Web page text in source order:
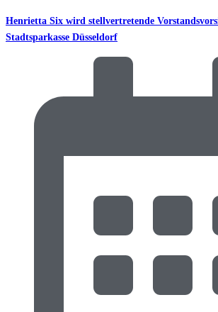
Henrietta Six wird stellvertretende
Stadtsparkasse Düsseldorf